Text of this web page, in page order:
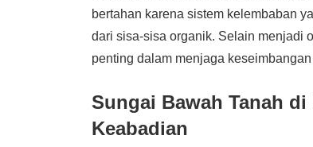
bertahan karena sistem kelembaban
dari sisa-sisa organik. Selain menjadi
penting dalam menjaga
Sungai Bawah Tanah
Keabadian